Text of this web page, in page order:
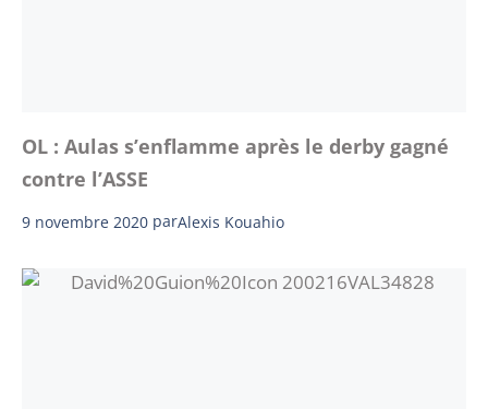
OL : Aulas s’enflamme après le derby gagné
contre l’ASSE
9 novembre 2020 parAlexis Kouahio